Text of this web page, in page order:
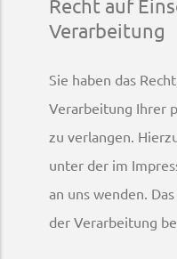
Recht auf
Verarbeitung
Sie haben das
Verarbeitung Ihrer
zu verlangen.
unter der im
an uns wenden.
der Verarbeitung